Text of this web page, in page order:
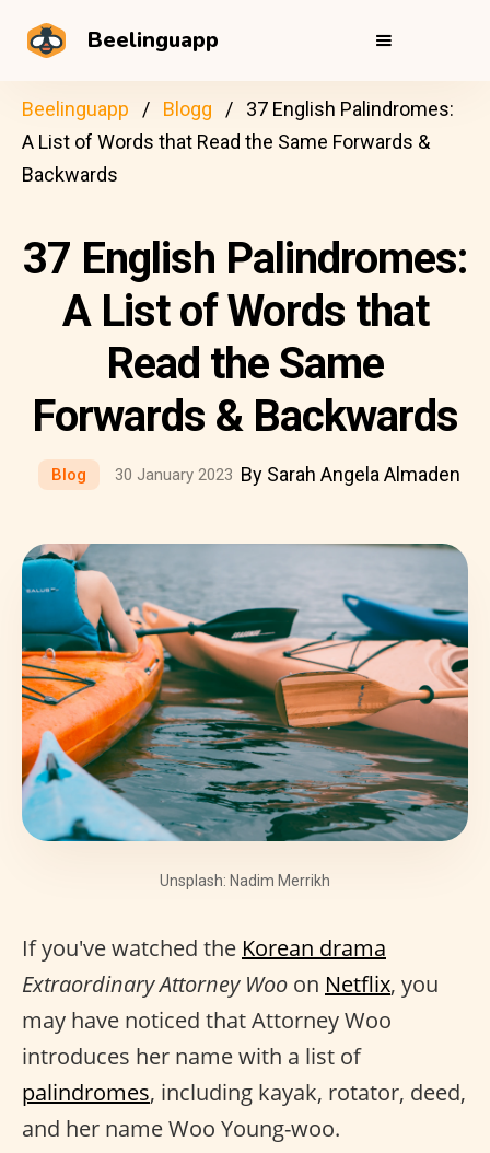
Beelinguapp
Beelinguapp Blogg
37 English Palindromes:
A List of Words that Read the Same Forwards &
Backwards
37 English Palindromes:
A List of Words that
Read the Same
Forwards & Backwards
Blog 30 January 2023 By Sarah Angela Almaden
Unsplash: Nadim Merrikh
If you've watched the Korean drama
Extraordinary Attorney Woo on Netflix, you
may have noticed that Attorney Woo
introduces her name with a list of
palindromes, including kayak, rotator, deed,
and her name Woo Young-woo.